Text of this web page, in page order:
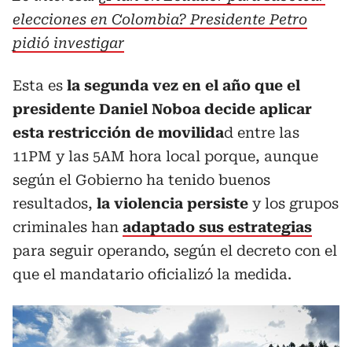
elecciones en Colombia? Presidente Petro
pidió investigar
Esta es la segunda vez en el año que el
presidente Daniel Noboa decide aplicar
esta restricción de movilidad entre las
11PM y las 5AM hora local porque, aunque
según el Gobierno ha tenido buenos
resultados, la violencia persiste y los grupos
criminales han adaptado sus estrategias
para seguir operando, según el decreto con el
que el mandatario oficializó la medida.